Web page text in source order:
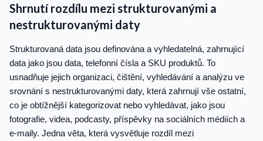
Shrnutí rozdílu mezi strukturovanými a
nestrukturovanými daty
Strukturovaná data jsou definována a vyhledatelná, zahrnující
data jako jsou data, telefonní čísla a SKU produktů. To
usnadňuje jejich organizaci, čištění, vyhledávání a analýzu ve
srovnání s nestrukturovanými daty, která zahrnují vše ostatní,
co je obtížnější kategorizovat nebo vyhledávat, jako jsou
fotografie, videa, podcasty, příspěvky na sociálních médiích a
e-maily. Jedna věta, která vysvětluje rozdíl mezi